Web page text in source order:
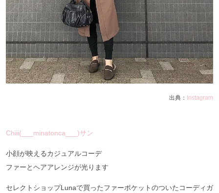
出典： Instagram
Chiii(___minatonca___)サン
小顔が映えるカジュアルコーデ
ファーとヘアアレンジが光ります
セレクトショップLunaで買ったファーポケットのついたコーディガ